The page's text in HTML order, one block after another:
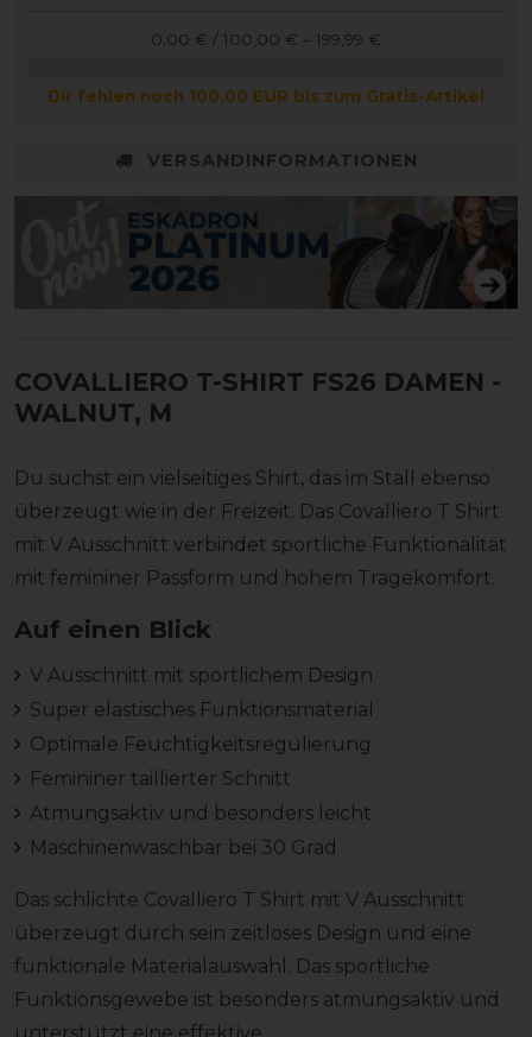
0,00 € / 100,00 € – 199,99 €
Dir fehlen noch 100,00 EUR bis zum Gratis-Artikel
VERSANDINFORMATIONEN
COVALLIERO T-SHIRT FS26 DAMEN -
WALNUT, M
Du suchst ein vielseitiges Shirt, das im Stall ebenso
überzeugt wie in der Freizeit. Das Covalliero T Shirt
mit V Ausschnitt verbindet sportliche Funktionalität
mit femininer Passform und hohem Tragekomfort.
Auf einen Blick
V Ausschnitt mit sportlichem Design
Super elastisches Funktionsmaterial
Optimale Feuchtigkeitsregulierung
Femininer taillierter Schnitt
Atmungsaktiv und besonders leicht
Maschinenwaschbar bei 30 Grad
Das schlichte Covalliero T Shirt mit V Ausschnitt
überzeugt durch sein zeitloses Design und eine
funktionale Materialauswahl. Das sportliche
Funktionsgewebe ist besonders atmungsaktiv und
unterstützt eine effektive